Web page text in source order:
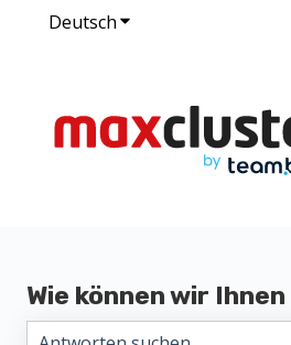
DeutschUntermenü für
Wie können wir